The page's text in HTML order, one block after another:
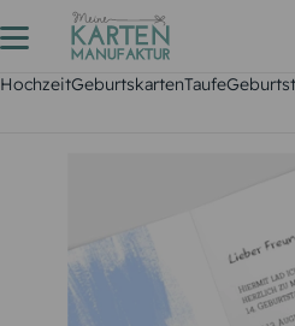
HochzeitGeburtskartenTaufe